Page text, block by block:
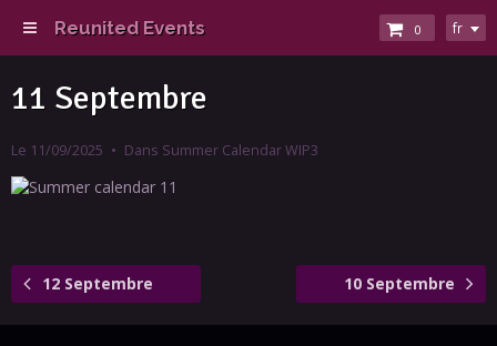
Reunited Events 0 fr
11 Septembre
Le 11/09/2025 Dans Summer Calendar WIP3
12 Septembre 10 Septembre